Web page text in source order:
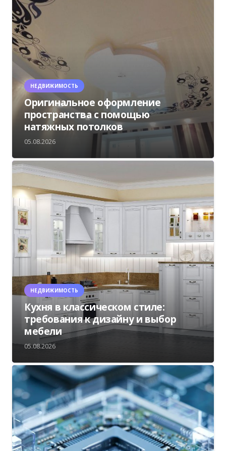
НЕДВИЖИМОСТЬ
Оригинальное оформление
пространства с помощью
натяжных потолков
05.08.2026
НЕДВИЖИМОСТЬ
Кухня в классическом стиле:
требования к дизайну и выбор
мебели
05.08.2026